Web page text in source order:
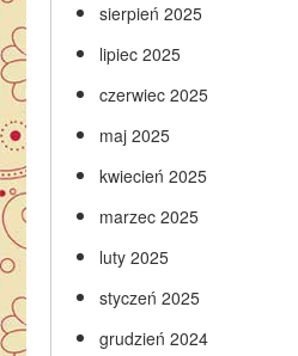
sierpień 2025
lipiec 2025
czerwiec 2025
maj 2025
kwiecień 2025
marzec 2025
luty 2025
styczeń 2025
grudzień 2024